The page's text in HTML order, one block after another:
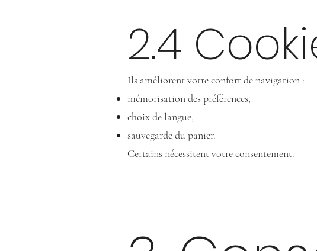
2.4
Ils améliorent votre confort de navigation :
mémorisation des préférences,
choix de langue,
sauvegarde du panier.
Certains nécessitent votre consentement.